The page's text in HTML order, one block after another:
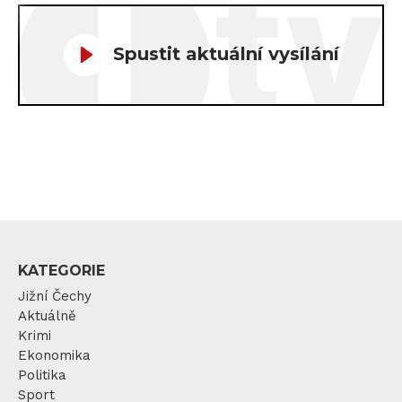
Spustit aktuální vysílání
KATEGORIE
Jižní Čechy
Aktuálně
Krimi
Ekonomika
Politika
Sport